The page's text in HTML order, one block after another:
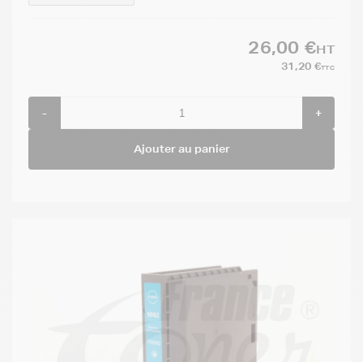
26,00 €HT
31,20 €TTC
- +
Ajouter au panier